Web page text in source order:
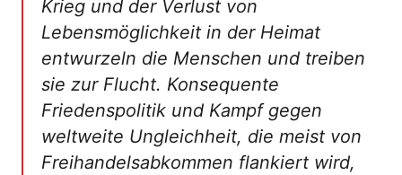
Krieg und der Verlust von
Lebensmöglichkeit in der Heimat
entwurzeln die Menschen und treiben
sie zur Flucht. Konsequente
Friedenspolitik und Kampf gegen
weltweite Ungleichheit, die meist von
Freihandelsabkommen flankiert wird,